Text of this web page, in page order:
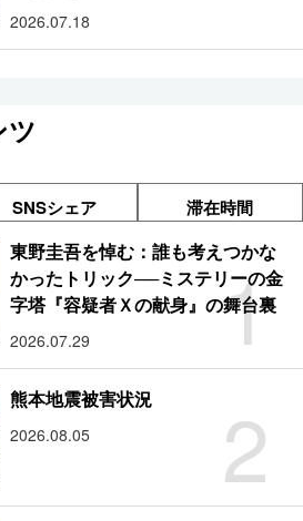
2026.07.18
ツ
SNSシェア 滞在時間
1
東野圭吾を悼む：誰も考えつかな
かったトリック──ミステリーの金
字塔『容疑者Ｘの献身』の舞台裏
2026.07.29
2
熊本地震被害状況
2026.08.05